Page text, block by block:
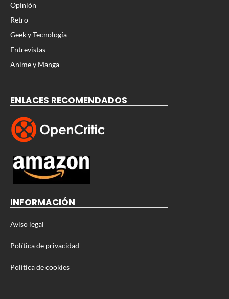
Opinión
Retro
Geek y Tecnología
Entrevistas
Anime y Manga
ENLACES RECOMENDADOS
INFORMACIÓN
Aviso legal
Política de privacidad
Política de cookies